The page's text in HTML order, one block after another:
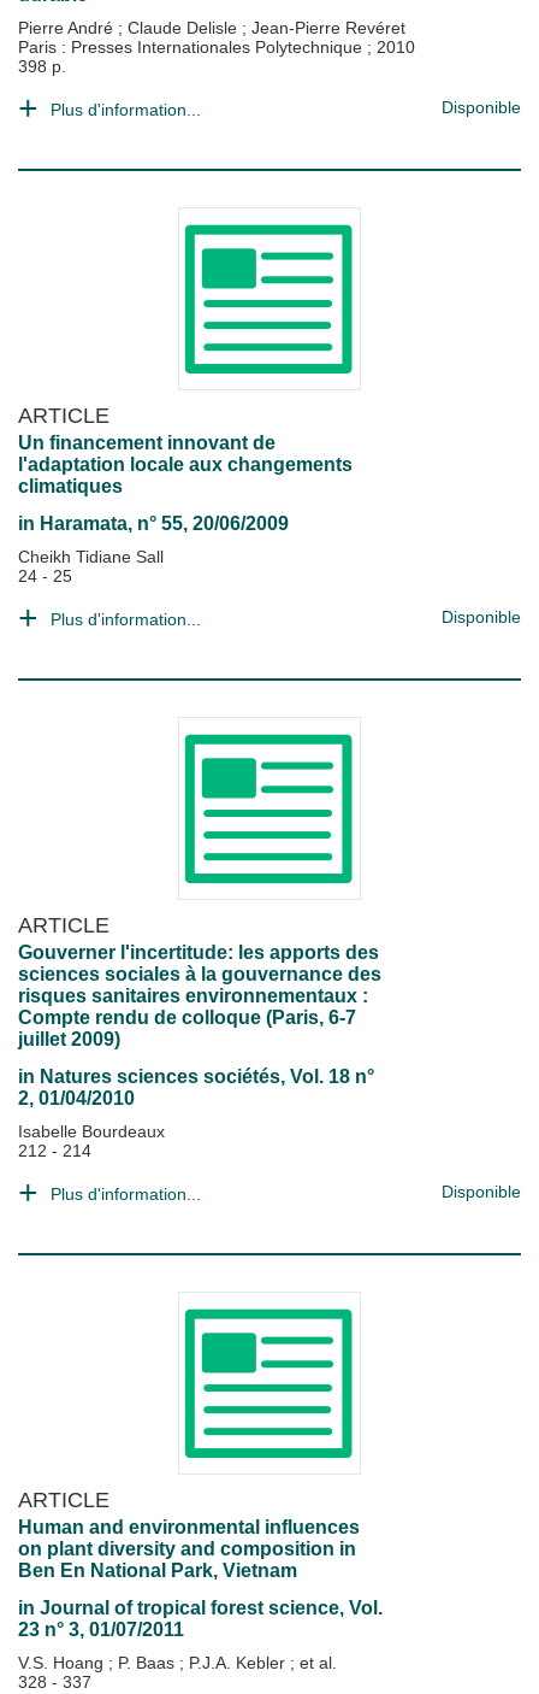
Pierre André ; Claude Delisle ; Jean-Pierre Revéret
Paris : Presses Internationales Polytechnique ; 2010
398 p.
Plus d'information... Disponible
ARTICLE
Un financement innovant de
l'adaptation locale aux changements
climatiques
in Haramata, n° 55, 20/06/2009
Cheikh Tidiane Sall
24 - 25
Plus d'information... Disponible
ARTICLE
Gouverner l'incertitude: les apports des
sciences sociales à la gouvernance des
risques sanitaires environnementaux :
Compte rendu de colloque (Paris, 6-7
juillet 2009)
in Natures sciences sociétés, Vol. 18 n°
2, 01/04/2010
Isabelle Bourdeaux
212 - 214
Plus d'information... Disponible
ARTICLE
Human and environmental influences
on plant diversity and composition in
Ben En National Park, Vietnam
in Journal of tropical forest science, Vol.
23 n° 3, 01/07/2011
V.S. Hoang ; P. Baas ; P.J.A. Kebler ; et al.
328 - 337